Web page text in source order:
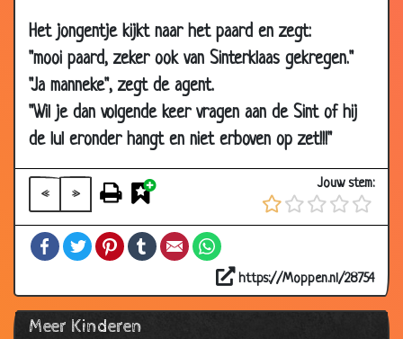
Het jongentje kijkt naar het paard en zegt:
"mooi paard, zeker ook van Sinterklaas gekregen."
"Ja manneke", zegt de agent.
"Wil je dan volgende keer vragen aan de Sint of hij
de lul eronder hangt en niet erboven op zet!!!"
« »
Jouw stem:
FacebookTwitterPinterestTumblrEmail
https://Moppen.nl/28754
Meer Kinderen
17 Nov 2006
Mooie herinnering
15 Nov 2006
Oude man
3.40
12 Nov 2006
10 schoolregels
06 Nov 2006
Dropjes
3.69
05 Nov 2006
Lekkere melk
05 Nov 2006
Sinterklaas
3.56
31 Oct 2006
Doosje sigaren
3.23
29 Oct 2006
Bijdehand
18 Oct 2006
On-woorden
18 Oct 2006
Opscheppers
3.85
08 Oct 2006 Raadseltje voor op school